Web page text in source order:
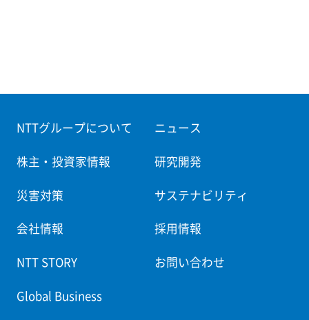
NTTグループについて ニュース
株主・投資家情報 研究開発
災害対策 サステナビリティ
会社情報 採用情報
NTT STORY お問い合わせ
Global Business